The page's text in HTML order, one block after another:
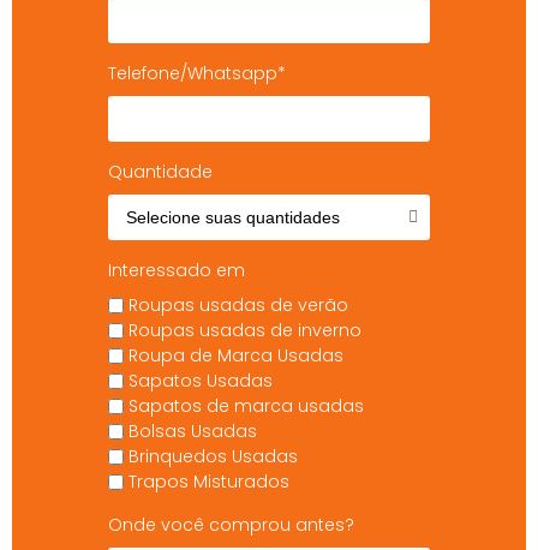
Telefone/Whatsapp*
Quantidade
Interessado em
Roupas usadas de verão
Roupas usadas de inverno
Roupa de Marca Usadas
Sapatos Usadas
Sapatos de marca usadas
Bolsas Usadas
Brinquedos Usadas
Trapos Misturados
Onde você comprou antes?